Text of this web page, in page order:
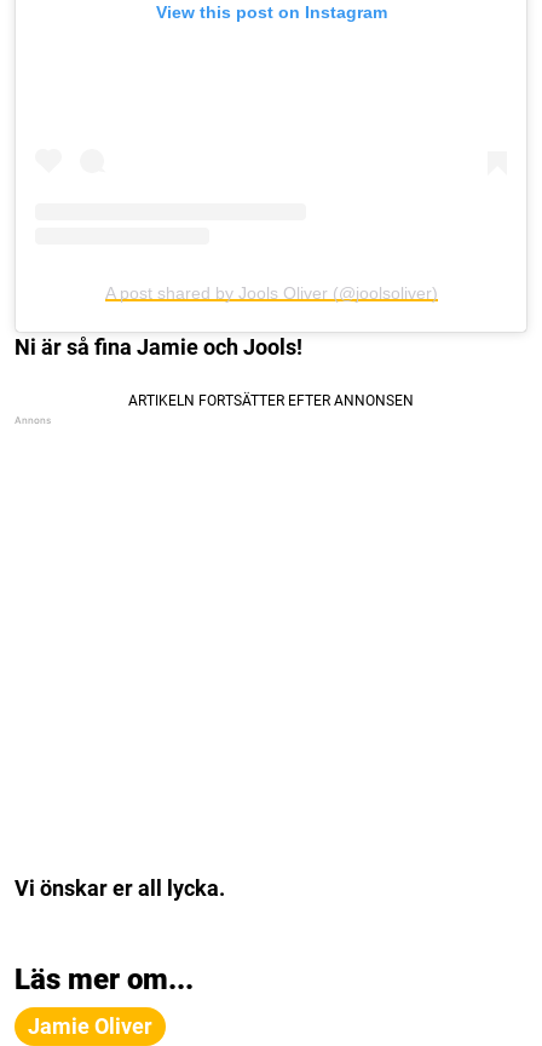
View this post on Instagram
A post shared by Jools Oliver (@joolsoliver)
Ni är så fina Jamie och Jools!
Vi önskar er all lycka.
Läs mer om...
Jamie Oliver